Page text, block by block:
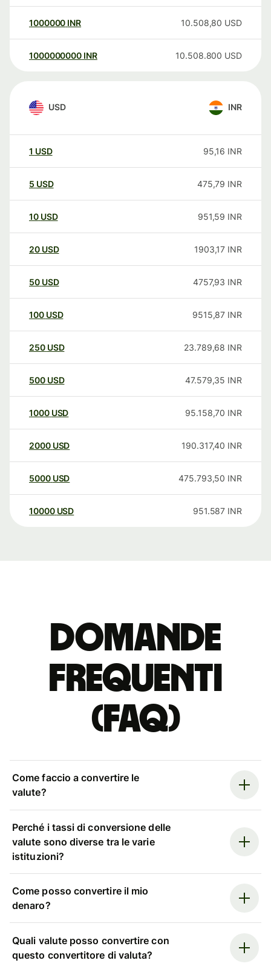
1000000 INR 10.508,80 USD
1000000000 INR 10.508.800 USD
USD INR
1 USD 95,16 INR
5 USD 475,79 INR
10 USD 951,59 INR
20 USD 1903,17 INR
50 USD 4757,93 INR
100 USD 9515,87 INR
250 USD 23.789,68 INR
500 USD 47.579,35 INR
1000 USD 95.158,70 INR
2000 USD 190.317,40 INR
5000 USD 475.793,50 INR
10000 USD 951.587 INR
Domande
Frequenti
(FAQ)
Come faccio a convertire le
valute?
Perché i tassi di conversione delle
valute sono diverse tra le varie
istituzioni?
Come posso convertire il mio
denaro?
Quali valute posso convertire con
questo convertitore di valuta?